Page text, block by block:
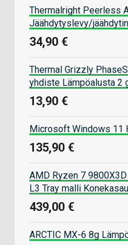
Thermalright Peerless
Jäähdytyslevy/
34,90 €
Thermal Grizzly
yhdiste Lämpöalusta 2
13,90 €
Microsoft Windows 11
135,90 €
AMD Ryzen 7
L3 Tray malli
439,00 €
ARCTIC MX-6 8g